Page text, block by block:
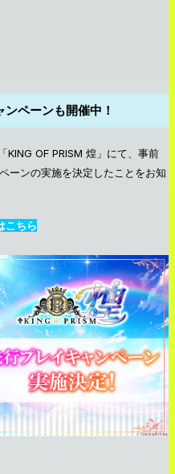
ペーンも開催中！
OF PRISM 煌」にて、事前
ーンの実施を決定したことをお知
こちら